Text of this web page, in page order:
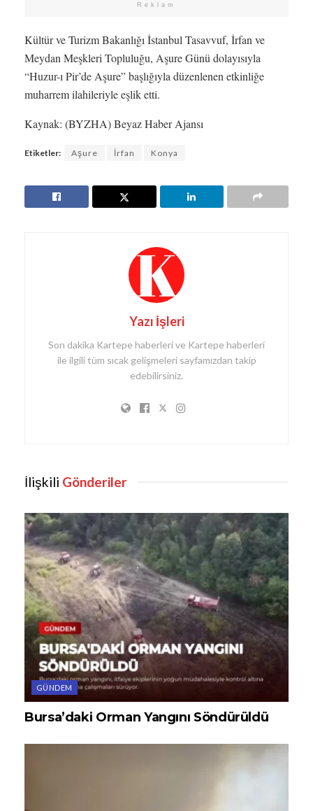
Reklam
Kültür ve Turizm Bakanlığı İstanbul Tasavvuf, İrfan ve
Meydan Meşkleri Topluluğu, Aşure Günü dolayısıyla
“Huzur-ı Pir’de Aşure” başlığıyla düzenlenen etkinliğe
muharrem ilahileriyle eşlik etti.
Kaynak: (BYZHA) Beyaz Haber Ajansı
Etiketler: Aşure İrfan Konya
Yazı İşleri
Son dakika Kartepe haberleri ve Kartepe haberleri
ile ilgili tüm sıcak gelişmeleri sayfamızdan takip
edebilirsiniz.
İlişkili Gönderiler
GÜNDEM
Bursa’daki Orman Yangını Söndürüldü